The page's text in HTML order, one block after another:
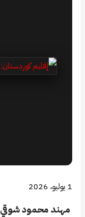
1 يوليو، 2026
مهند محمود شوقي